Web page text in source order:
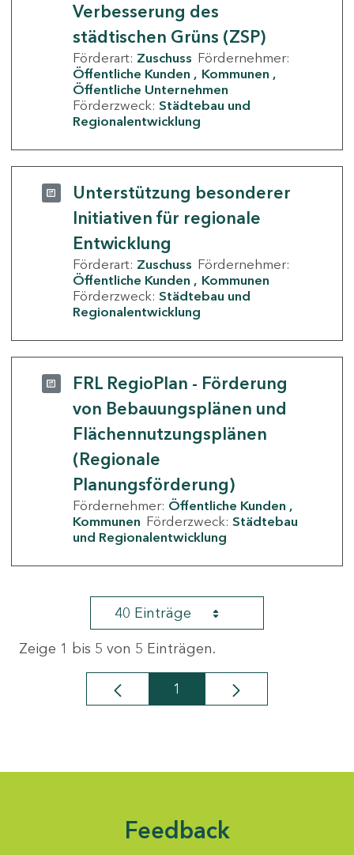
Verbesserung des
städtischen Grüns (ZSP)
Förderart: Zuschuss Fördernehmer:
Öffentliche Kunden
Kommunen
Öffentliche Unternehmen
Förderzweck: Städtebau und
Regionalentwicklung
Unterstützung besonderer
Initiativen für regionale
Entwicklung
Förderart: Zuschuss Fördernehmer:
Öffentliche Kunden
Kommunen
Förderzweck: Städtebau und
Regionalentwicklung
FRL RegioPlan - Förderung
von Bebauungsplänen und
Flächennutzungsplänen
(Regionale
Planungsförderung)
Fördernehmer: Öffentliche Kunden
Kommunen Förderzweck: Städtebau
und Regionalentwicklung
40 Einträge
Zeige 1 bis 5 von 5 Einträgen.
Seite
1
Feedback